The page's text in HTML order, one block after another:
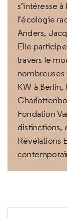
s’intéresse
l’écologie
Anders,
Elle
travers le
KW à Berlin,
Fondation
distinctions,
Révélations